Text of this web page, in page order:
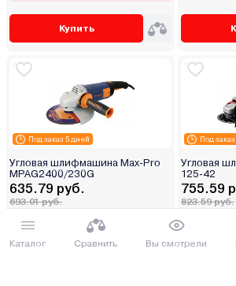
Каталог Сравнить Вы смотрели
Купить
Под заказ 5 дней
Угловая шлифмашина Max-Pro
MPAG2400/230G
635.79 руб.
693.01 руб.
от 16 руб. руб./мес.
Под
Угловая
125-42
755.59
823.59 руб.
от 19
Еще 2